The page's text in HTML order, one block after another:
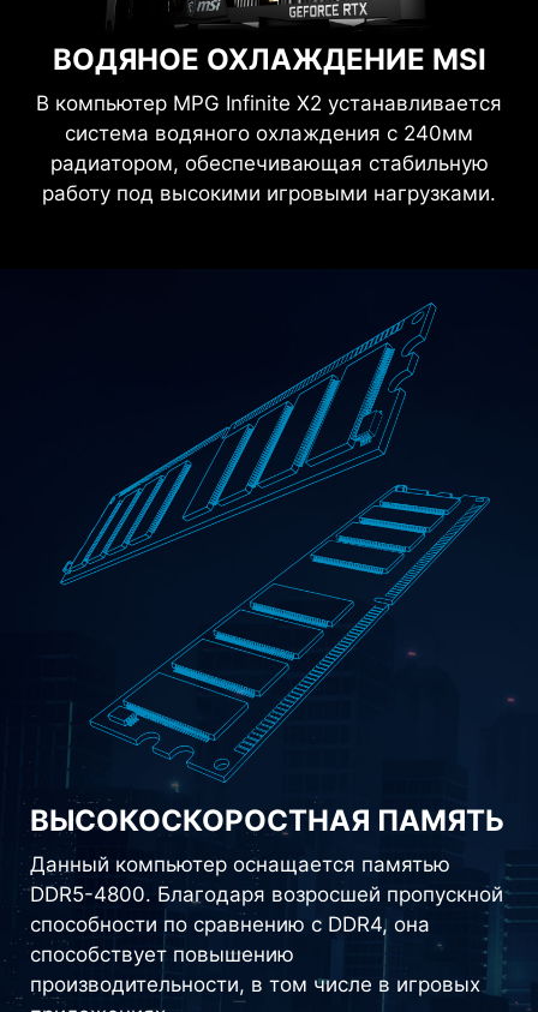
ВОДЯНОЕ ОХЛАЖДЕНИЕ MSI
В компьютер MPG Infinite X2 устанавливается
система водяного охлаждения с 240мм
радиатором, обеспечивающая стабильную
ВЫСОКОСКОРОСТНАЯ ПАМЯТЬ
Данный компьютер оснащается памятью
DDR5-4800. Благодаря возросшей пропускной
способности по сравнению с DDR4, она
способствует повышению